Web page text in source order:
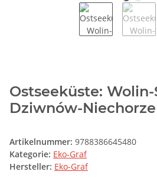
Ostseeküste:
Dziwnów-Niechorze
Artikelnummer: 9788386645480
Kategorie: Eko-Graf
Hersteller: Eko-Graf